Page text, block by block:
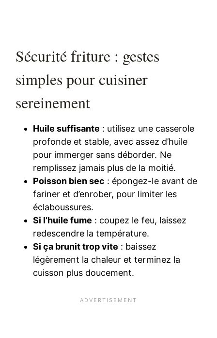
Sécurité friture : gestes
simples pour cuisiner
sereinement
Huile suffisante : utilisez une casserole
profonde et stable, avec assez d’huile
pour immerger sans déborder. Ne
remplissez jamais plus de la moitié.
Poisson bien sec : épongez-le avant de
fariner et d’enrober, pour limiter les
éclaboussures.
Si l’huile fume : coupez le feu, laissez
redescendre la température.
Si ça brunit trop vite : baissez
légèrement la chaleur et terminez la
cuisson plus doucement.